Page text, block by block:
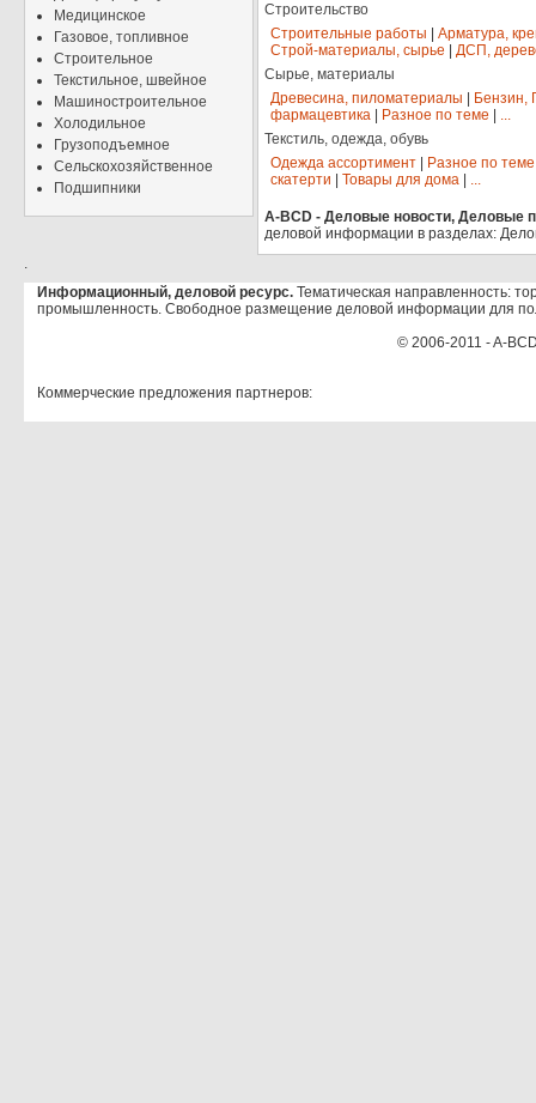
Медицинское
Газовое, топливное
Строительное
Текстильное, швейное
Машиностроительное
Холодильное
Грузоподъемное
Сельскохозяйственное
Подшипники
Строительство
Строительные работы
Арматура,
Строй-материалы, сырье
ДСП,
Сырье, материалы
Древесина, пиломатериалы
Бензин,
фармацевтика
Разное по теме
...
Текстиль, одежда, обувь
Одежда ассортимент
Разное по теме
скатерти
Товары для дома ...
A-BCD - Деловые новости, Деловые
деловой информации в разделах:
.
Информационный, деловой ресурс. Тематическая направленность:
промышленность. Свободное размещение деловой информации для
© 2006-2011 - A-
Коммерческие предложения партнеров: